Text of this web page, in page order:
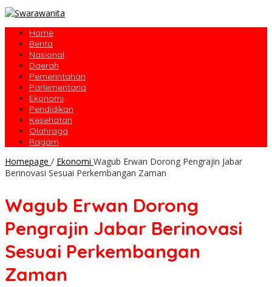
Home
Berita
Nasional
Daerah
Pemerintahan
Parlementaria
Ekonomi
Pendidikan
Kesehatan
Olahraga
Ragam
Homepage / Ekonomi Wagub Erwan Dorong Pengrajin Jabar
Berinovasi Sesuai Perkembangan Zaman
Wagub Erwan Dorong
Pengrajin Jabar Berinovasi
Sesuai Perkembangan
Zaman